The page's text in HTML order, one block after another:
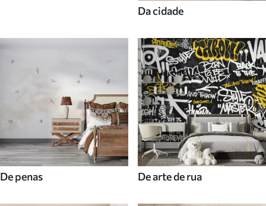
Da cidade
De penas De arte de rua